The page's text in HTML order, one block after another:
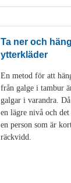
Ta ner och
ytterkläder
En metod för att
från galge i tambur
galgar i varandra.
en lägre nivå och
en person som är
räckvidd.